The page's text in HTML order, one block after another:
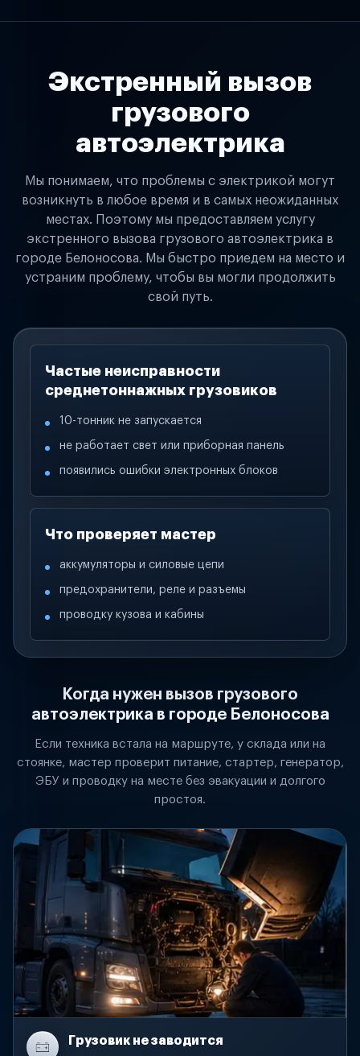
Экстренный вызов
грузового
автоэлектрика
Мы понимаем, что проблемы с электрикой могут
возникнуть в любое время и в самых неожиданных
местах. Поэтому мы предоставляем услугу
экстренного вызова грузового автоэлектрика в
городе Белоносова. Мы быстро приедем на место и
устраним проблему, чтобы вы могли продолжить
свой путь.
Частые неисправности
среднетоннажных грузовиков
10-тонник не запускается
не работает свет или приборная панель
появились ошибки электронных блоков
Что проверяет мастер
аккумуляторы и силовые цепи
предохранители, реле и разъемы
проводку кузова и кабины
Когда нужен вызов грузового
автоэлектрика в городе Белоносова
Если техника встала на маршруте, у склада или на
стоянке, мастер проверит питание, стартер, генератор,
ЭБУ и проводку на месте без эвакуации и долгого
простоя.
Грузовик не заводится